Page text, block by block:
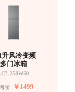
升风冷变频
多门冰箱
258WS9
价 ￥1499